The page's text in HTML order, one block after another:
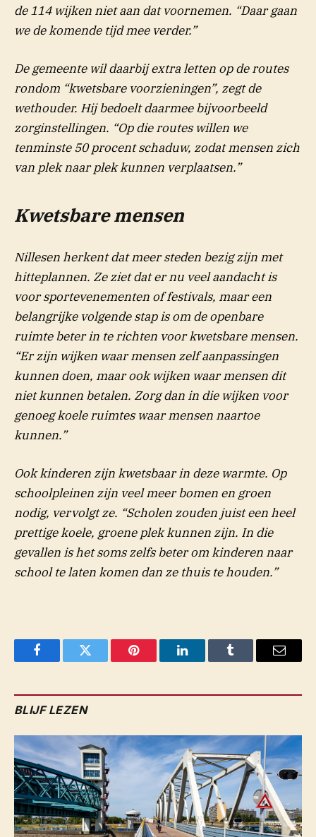
de 114 wijken niet aan dat voornemen. “Daar gaan
we de komende tijd mee verder.”
De gemeente wil daarbij extra letten op de routes
rondom “kwetsbare voorzieningen”, zegt de
wethouder. Hij bedoelt daarmee bijvoorbeeld
zorginstellingen. “Op die routes willen we
tenminste 50 procent schaduw, zodat mensen zich
van plek naar plek kunnen verplaatsen.”
Kwetsbare mensen
Nillesen herkent dat meer steden bezig zijn met
hitteplannen. Ze ziet dat er nu veel aandacht is
voor sportevenementen of festivals, maar een
belangrijke volgende stap is om de openbare
ruimte beter in te richten voor kwetsbare mensen.
“Er zijn wijken waar mensen zelf aanpassingen
kunnen doen, maar ook wijken waar mensen dit
niet kunnen betalen. Zorg dan in die wijken voor
genoeg koele ruimtes waar mensen naartoe
kunnen.”
Ook kinderen zijn kwetsbaar in deze warmte. Op
schoolpleinen zijn veel meer bomen en groen
nodig, vervolgt ze. “Scholen zouden juist een heel
prettige koele, groene plek kunnen zijn. In die
gevallen is het soms zelfs beter om kinderen naar
school te laten komen dan ze thuis te houden.”
FacebookTwitter Pinterest LinkedInTumblr Email
BLIJF LEZEN